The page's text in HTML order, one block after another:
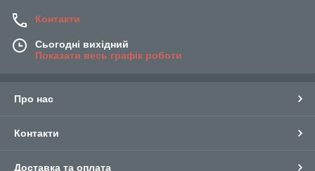
Контакти
Сьогодні вихідний
Показати весь графік роботи
Про нас
Контакти
Доставка та оплата